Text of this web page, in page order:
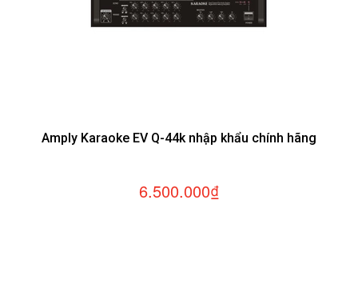
Amply Karaoke EV Q-44k nhập khẩu chính hãng
6.500.000₫